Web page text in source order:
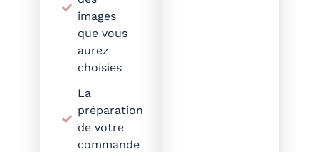
images
que vous
aurez
choisies
La
préparation
de votre
commande